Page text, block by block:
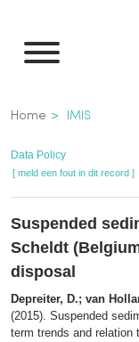
naar
inhoud
gaan
Kruimelpad
Home IMIS
Data Policy
[ meld een fout in dit record ]
Suspended
Scheldt
disposal
Depreiter, D.; van
(2015). Suspended
term trends and relation